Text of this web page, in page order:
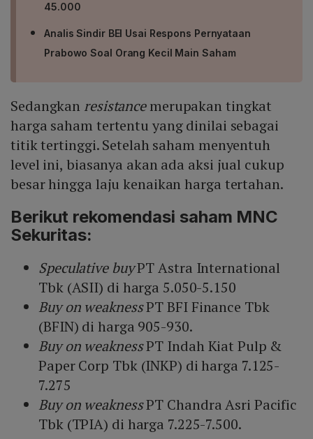
45.000
Analis Sindir BEI Usai Respons Pernyataan
Prabowo Soal Orang Kecil Main Saham
Sedangkan resistancemerupakan tingkat
harga saham tertentu yang dinilai sebagai
titik tertinggi. Setelah saham menyentuh
level ini, biasanya akan ada aksi jual cukup
besar hingga laju kenaikan harga tertahan.
Berikut rekomendasi saham MNC
Sekuritas:
Speculative buyPT Astra International
Tbk (ASII) di harga 5.050-5.150
Buy on weaknessPT BFI Finance Tbk
(BFIN) di harga 905-930.
Buy on weaknessPT Indah Kiat Pulp &
Paper Corp Tbk (INKP) di harga 7.125-
7.275
Buy on weaknessPT Chandra Asri Pacific
Tbk (TPIA) di harga 7.225-7.500.